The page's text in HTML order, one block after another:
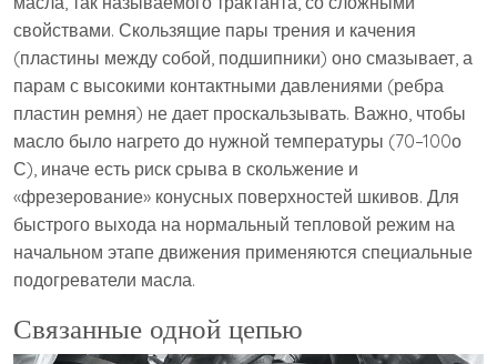
свойствами. Скользящие пары трения и качения
(пластины между собой, подшипники) оно смазывает, а
парам с высокими контактными давлениями (ребра
пластин ремня) не дает проскальзывать. Важно, чтобы
масло было нагрето до нужной температуры (70–100о
С), иначе есть риск срыва в скольжение и
«фрезерование» конусных поверхностей шкивов. Для
быстрого выхода на нормальный тепловой режим на
начальном этапе движения применяются специальные
подогреватели масла.
Связанные одной цепью